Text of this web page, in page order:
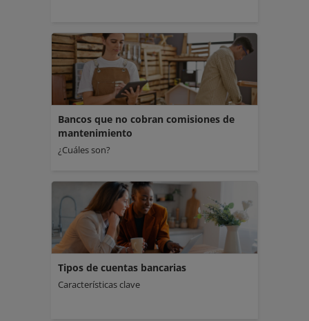
Bancos que no cobran comisiones de
mantenimiento
¿Cuáles son?
Tipos de cuentas bancarias
Características clave